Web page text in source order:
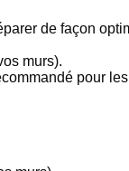
de façon
murs).
pour